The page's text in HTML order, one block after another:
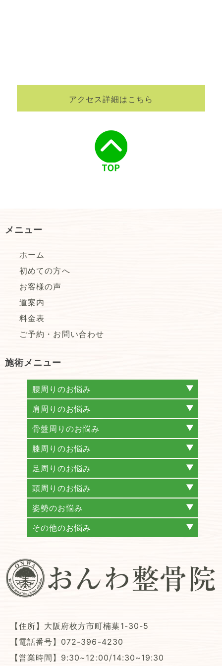
アクセス詳細はこちら
メニュー
ホーム
初めての方へ
お客様の声
道案内
料金表
ご予約・お問い合わせ
施術メニュー
腰周りのお悩み
腰痛
椎間板ヘルニア
坐骨神経痛
脊柱管狭窄症
仙腸関節性腰痛(仙腸関節炎)
梨状筋症候群
ぎっくり腰
腰椎分離症
すべり症
肩周りのお悩み
肩こり
首こり
ストレートネック
頚椎ヘルニア
頚椎症
五十肩
四十肩
骨盤周りのお悩み
産後の骨盤矯正
股関節痛
膝周りのお悩み
変形性膝関節症
膝痛
足周りのお悩み
外反母趾
巻き爪補正
頭周りのお悩み
頭痛
耳鳴り
メニエール病
めまい
姿勢のお悩み
猫背姿勢矯正
巻き肩
反り腰
側弯症
その他のお悩み
【住所】 大阪府枚方市町楠葉1-30-5
【電話番号】 072-396-4230
【営業時間】9:30~12:00/14:30~19:30